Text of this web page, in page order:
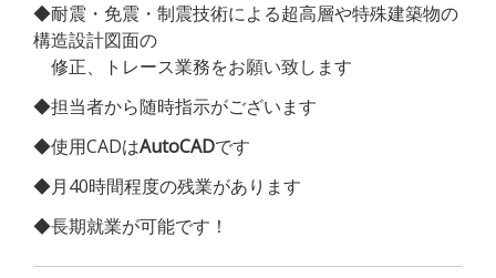
◆耐震・免震・制震技術による超高層や特殊建築物の
構造設計図面の
修正、トレース業務をお願い致します
◆担当者から随時指示がございます
◆使用CADはAutoCADです
◆月40時間程度の残業があります
◆長期就業が可能です！